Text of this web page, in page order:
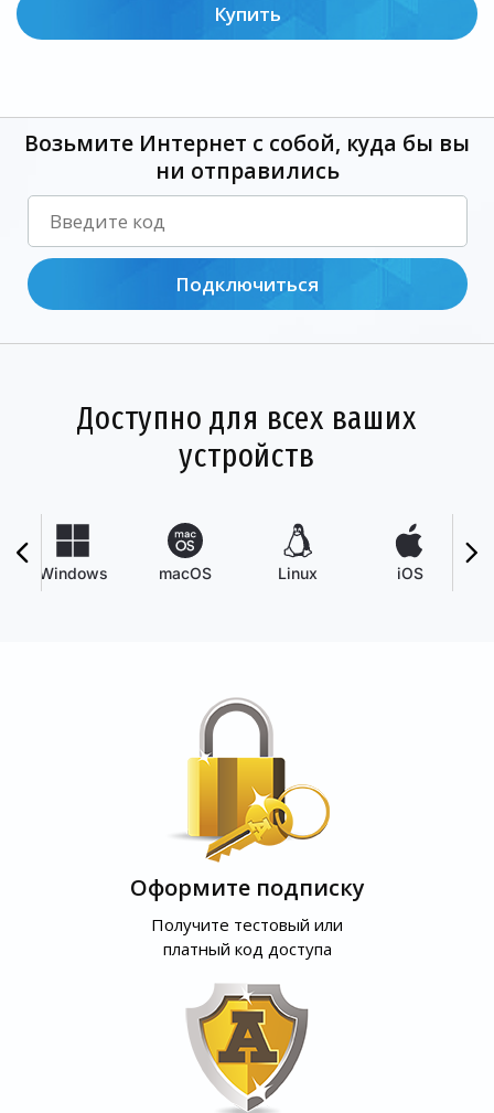
Купить
Возьмите Интернет с собой, куда бы вы
ни отправились
Подключиться
Доступно для всех ваших
устройств
Windows macOS Linux iOS
Оформите подписку
Получите тестовый или
платный код доступа